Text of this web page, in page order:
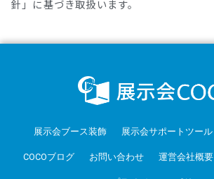
針」に基づき取扱います。
展示会ブース装飾 展示会サポートツール
COCOブログ お問い合わせ 運営会社概要